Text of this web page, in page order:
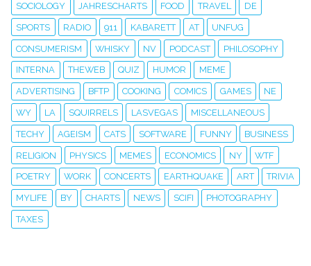
SOCIOLOGY JAHRESCHARTS FOOD TRAVEL DE
SPORTS RADIO 911 KABARETT AT UNFUG
CONSUMERISM WHISKY NV PODCAST PHILOSOPHY
INTERNA THEWEB QUIZ HUMOR MEME
ADVERTISING BFTP COOKING COMICS GAMES NE
WY LA SQUIRRELS LASVEGAS MISCELLANEOUS
TECHY AGEISM CATS SOFTWARE FUNNY BUSINESS
RELIGION PHYSICS MEMES ECONOMICS NY WTF
POETRY WORK CONCERTS EARTHQUAKE ART TRIVIA
MYLIFE BY CHARTS NEWS SCIFI PHOTOGRAPHY
TAXES